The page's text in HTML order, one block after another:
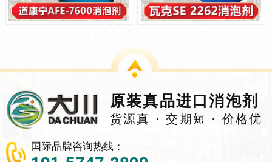
原装真品进口消泡剂
货源真 · 交期短 · 价格优
国际品牌咨询热线：